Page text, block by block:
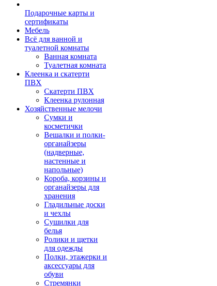
Подарочные карты и
сертификаты
Мебель
Всё для ванной и
туалетной комнаты
Ванная комната
Туалетная комната
Клеенка и скатерти
ПВХ
Скатерти ПВХ
Клеенка рулонная
Хозяйственные мелочи
Сумки и
косметички
Вешалки и полки-
органайзеры
(надверные,
настенные и
напольные)
Короба, корзины и
органайзеры для
хранения
Гладильные доски
и чехлы
Сушилки для
белья
Ролики и щетки
для одежды
Полки, этажерки и
аксессуары для
обуви
Стремянки